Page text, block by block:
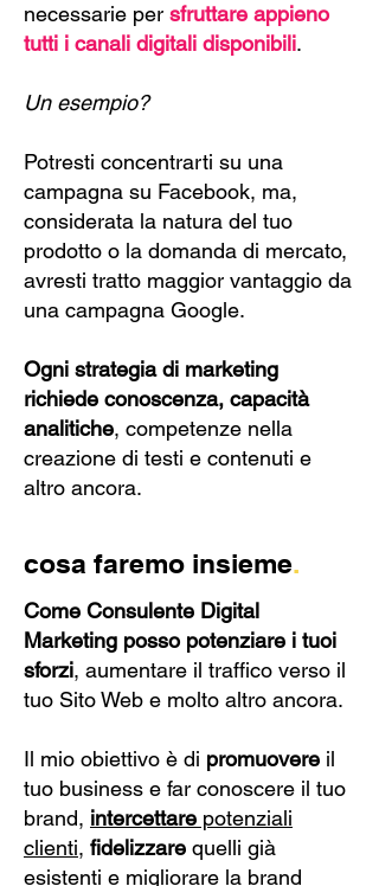
necessarie per sfruttare appieno
tutti i canali digitali disponibili.
Un esempio?
Potresti concentrarti su una
campagna su Facebook, ma,
considerata la natura del tuo
prodotto o la domanda di mercato,
avresti tratto maggior vantaggio da
una campagna Google.
Ogni strategia di marketing
richiede conoscenza, capacità
analitiche, competenze nella
creazione di testi e contenuti e
altro ancora.
cosa faremo insieme.
Come Consulente Digital
Marketing posso potenziare i tuoi
sforzi, aumentare il traffico verso il
tuo Sito Web e molto altro ancora.
Il mio obiettivo è di promuovere il
tuo business e far conoscere il tuo
brand, intercettare potenziali
clienti, fidelizzare quelli già
esistenti e migliorare la brand